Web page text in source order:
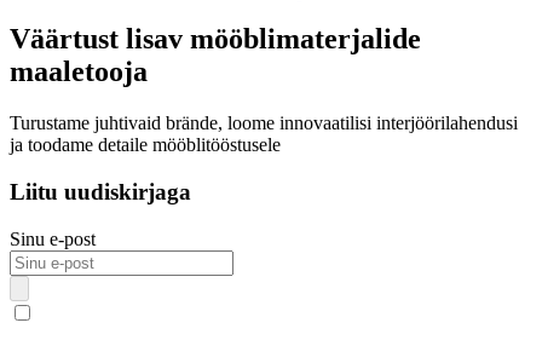
Väärtust lisav mööblimaterjalide
maaletooja
Turustame juhtivaid brände, loome innovaatilisi interjöörilahendusi
ja toodame detaile mööblitööstusele
Liitu uudiskirjaga
Sinu e-post